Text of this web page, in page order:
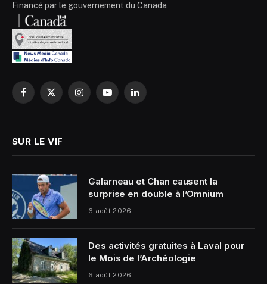
Financé par le gouvernement du Canada
Facebook
X
InstagramYouTubeLinkedIn
SUR LE VIF
Galarneau et Chan causent la
surprise en double à l’Omnium
6 août 2026
Des activités gratuites à Laval pour
le Mois de l’Archéologie
6 août 2026